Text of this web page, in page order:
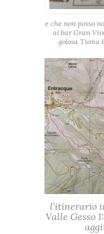
e che non posso
al bar Gran
golosa Tuma
l’itinerario
Valle Gesso